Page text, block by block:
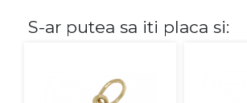
S-ar putea sa iti placa si: